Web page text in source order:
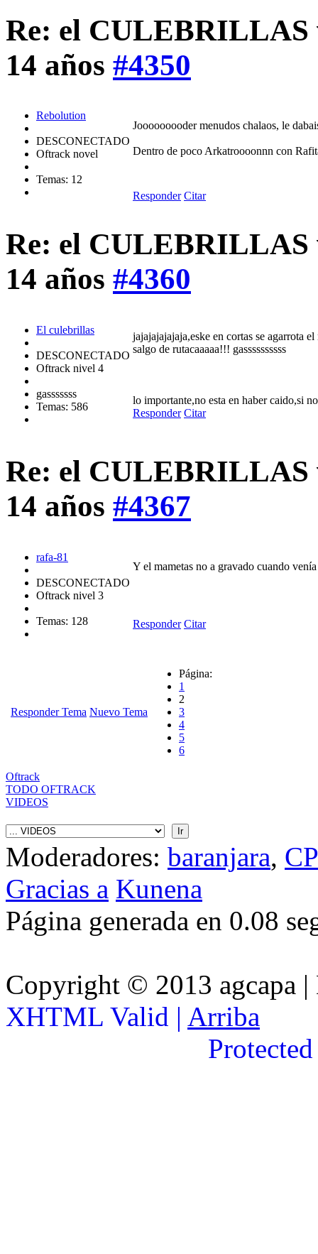
Re: el CULEBRILLAS
14 años #4350
Rebolution
DESCONECTADO
Oftrack novel
Temas: 12
Jooooooooder menudos chalaos, le
Dentro de poco Arkatroooonnn con
Responder Citar
Re: el CULEBRILLAS
14 años #4360
El culebrillas
DESCONECTADO
Oftrack nivel 4
gasssssss
Temas: 586
jajajajajajaja,eske en cortas se agarrota
salgo de rutacaaaaa!!! gassssssssss
lo importante,no esta en haber caido,si
Responder Citar
Re: el CULEBRILLAS
14 años #4367
rafa-81
DESCONECTADO
Oftrack nivel 3
Temas: 128
Y el mametas no a gravado cuando
Responder Citar
Responder Tema Nuevo Tema
Página:
1
2
3
4
5
6
Oftrack
TODO OFTRACK
VIDEOS
Moderadores: baranjara,
Gracias a Kunena
Página generada en 0.08
Copyright © 2013 agcapa
XHTML Valid | Arriba